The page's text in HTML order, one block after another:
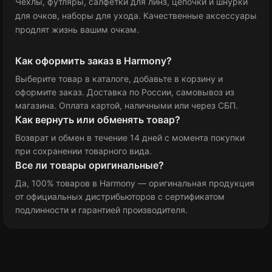
для очков, наборы для ухода. Качественные аксессуары
продлят жизнь вашим очкам.
Как оформить заказ в Harmony?
Выберите товар в каталоге, добавьте в корзину и
оформите заказ. Доставка по России, самовывоз из
магазина. Оплата картой, наличными или через СБП.
Как вернуть или обменять товар?
Возврат и обмен в течение 14 дней с момента покупки
при сохранении товарного вида.
Все ли товары оригинальные?
Да, 100% товаров в Harmony — оригинальная продукция
от официальных дистрибьюторов с сертификатом
подлинности и гарантией производителя.